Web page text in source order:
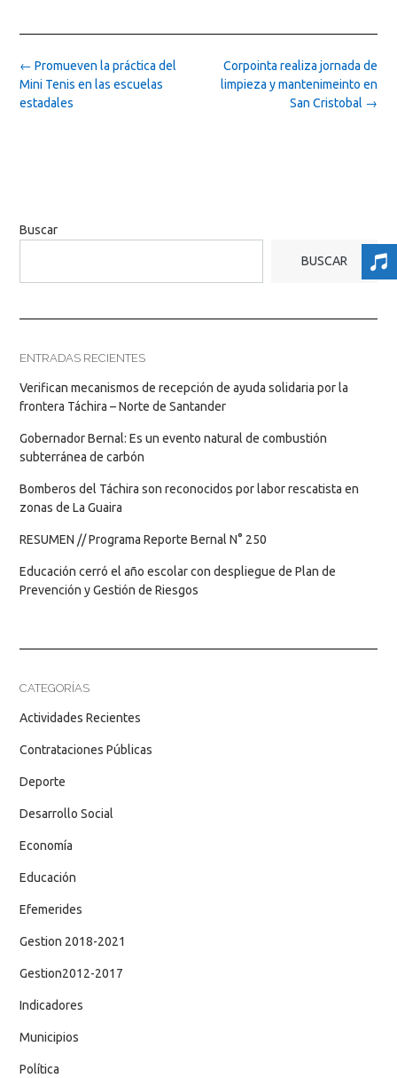
Post
navigation
Corpointa realiza jornada de
limpieza y mantenimeinto en
San Cristobal →
← Promueven la práctica del
Mini Tenis en las escuelas
estadales
Buscar
BUSCAR
ENTRADAS RECIENTES
Verifican mecanismos de recepción de ayuda solidaria por la
frontera Táchira – Norte de Santander
Gobernador Bernal: Es un evento natural de combustión
subterránea de carbón
Bomberos del Táchira son reconocidos por labor rescatista en
zonas de La Guaira
RESUMEN // Programa Reporte Bernal N° 250
Educación cerró el año escolar con despliegue de Plan de
Prevención y Gestión de Riesgos
CATEGORÍAS
Actividades Recientes
Contrataciones Públicas
Deporte
Desarrollo Social
Economía
Educación
Efemerides
Gestion 2018-2021
Gestion2012-2017
Indicadores
Municipios
Política